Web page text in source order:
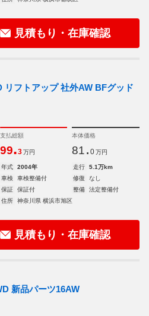
見積もり・在庫確認
リフトアップ 社外AW BFグッド
支払総額
99.3 万円
本体価格
81. 0 万円
年式 2004年 走行
5.1万km
車検
車検整備付 修復
なし
保証
保証付 整備
法定整備付
住所
神奈川県 横浜市旭区
見積もり・在庫確認
新品パーツ16AW